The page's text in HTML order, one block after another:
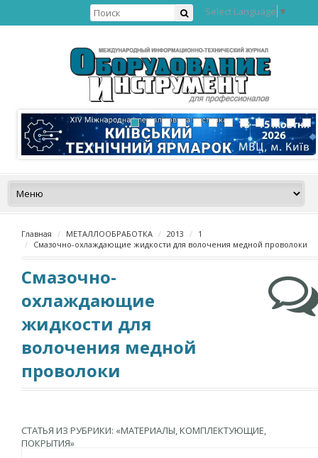
Select Language ▼
Главная МЕТАЛЛООБРАБОТКА 2013
1
Смазочно-охлаждающие жидкости для волочения медной проволоки
Смазочно-
охлаждающие
жидкости для
волочения медной
проволоки
СТАТЬЯ ИЗ РУБРИКИ: «МАТЕРИАЛЫ, КОМПЛЕКТУЮЩИЕ,
ПОКРЫТИЯ»